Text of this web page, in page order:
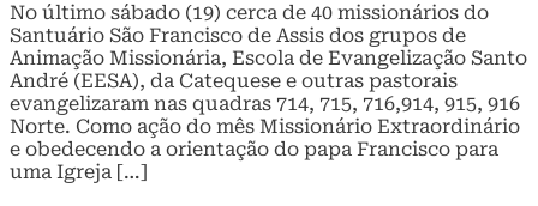
No último sábado (19) cerca de 40 missionários do
Santuário São Francisco de Assis dos grupos de
Animação Missionária, Escola de Evangelização Santo
André (EESA), da Catequese e outras pastorais
evangelizaram nas quadras 714, 715, 716,914, 915, 916
Norte. Como ação do mês Missionário Extraordinário
e obedecendo a orientação do papa Francisco para
uma Igreja […]